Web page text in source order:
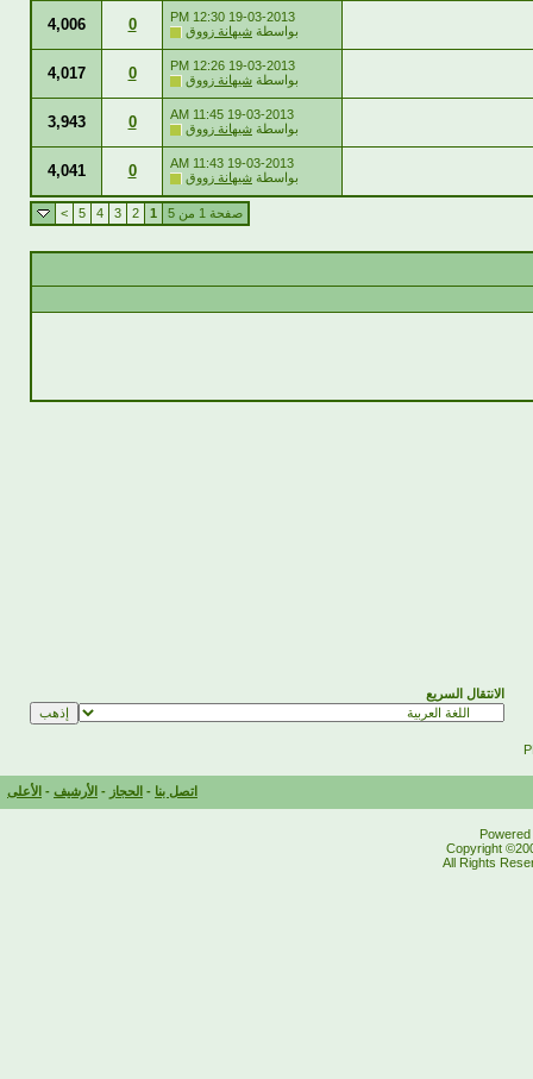
19-03-2013
12:30 PM
بواسطة شيهانة زووق 0
4,006
19-03-2013
12:26 PM
بواسطة شيهانة زووق 0
4,017
19-03-2013
11:45 AM
بواسطة شيهانة زووق 0
3,943
19-03-2013
11:43 AM
بواسطة شيهانة زووق 0
4,041
صفحة 1 من 5 1
2
3
4
5
>
الانتقال السريع
اتصل بنا - الحجاز - الأرشيف - الأعلى
Copyright
All Rights